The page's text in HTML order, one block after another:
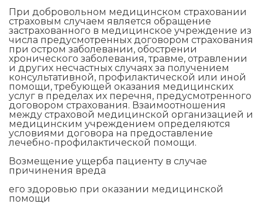
При добровольном медицинском страховании
страховым случаем является обращение
застрахованного в медицинское учреждение из
числа предусмотренных договором страхования
при остром заболевании, обострении
хронического заболевания, травме, отравлении
и других несчастных случаях за получением
консультативной, профилактической или иной
помощи, требующей оказания медицинских
услуг в пределах их перечня, предусмотренного
договором страхования. Взаимоотношения
между страховой медицинской организацией и
медицинским учреждением определяются
условиями договора на предоставление
лечебно-профилактической помощи.
Возмещение ущерба пациенту в случае
причинения вреда
его здоровью при оказании медицинской
помощи